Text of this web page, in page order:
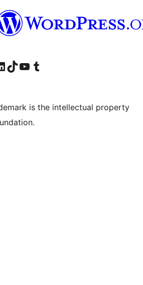
खाते पर जाएँहमारे टिकटॉक खाते पर जाएँहमारे यूट्यूब चैनल पर जाएंहमारे Tumblr खाते पर जाएँ
is the intellectual property